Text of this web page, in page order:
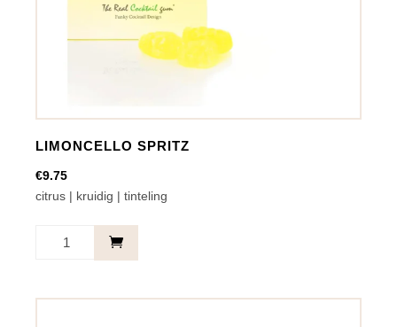
LIMONCELLO SPRITZ
€9.75
citrus | kruidig | tinteling
Limoncello